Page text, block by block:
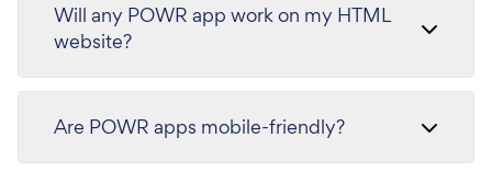
Will any POWR app work on my HTML
website?
Are POWR apps mobile-friendly?